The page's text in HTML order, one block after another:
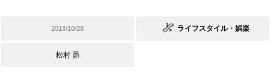
2018/10/28 ライフスタイル・娯楽
松村 昴